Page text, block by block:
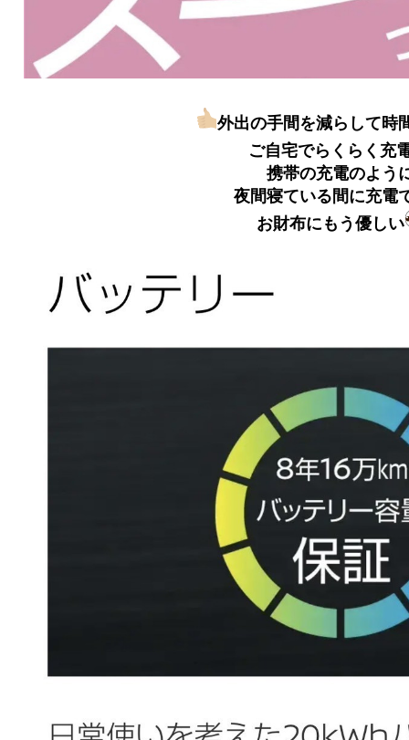
外出の手間を減らして時
ご自宅でらくらく充
携帯の充電のよう
夜間寝ている間に充電
お財布にもう優しい